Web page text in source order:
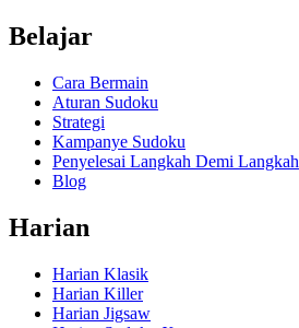
Belajar
Cara Bermain
Aturan Sudoku
Strategi
Kampanye Sudoku
Penyelesai Langkah Demi Langkah
Blog
Harian
Harian Klasik
Harian Killer
Harian Jigsaw